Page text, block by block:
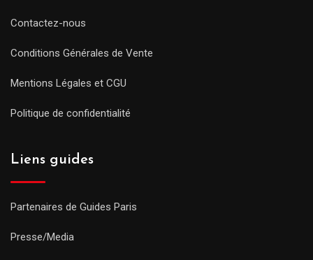
Contactez-nous
Conditions Générales de Vente
Mentions Légales et CGU
Politique de confidentialité
Liens guides
Partenaires de Guides Paris
Presse/Media